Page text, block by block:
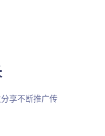
享不断推广传